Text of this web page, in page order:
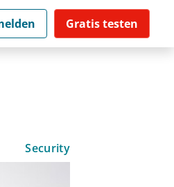
Gratis testen
Security